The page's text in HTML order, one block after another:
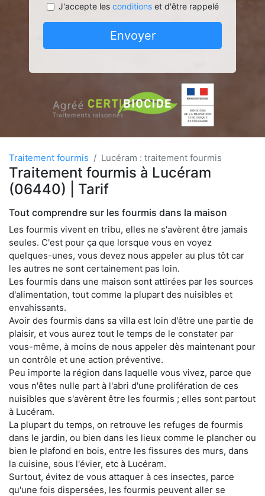
J'accepte les conditionset d'être rappelé
Envoyer
Traitement fourmis Lucéram : traitement fourmis
Traitement fourmis à Lucéram
(06440) | Tarif
Tout comprendre sur les fourmis dans la maison
Les fourmis vivent en tribu, elles ne s'avèrent être jamais
seules. C'est pour ça que lorsque vous en voyez
quelques-unes, vous devez nous appeler au plus tôt car
les autres ne sont certainement pas loin.
Les fourmis dans une maison sont attirées par les sources
d'alimentation, tout comme la plupart des nuisibles et
envahissants.
Avoir des fourmis dans sa villa est loin d'être une partie de
plaisir, et vous aurez tout le temps de le constater par
vous-même, à moins de nous appeler dès maintenant pour
un contrôle et une action préventive.
Peu importe la région dans laquelle vous vivez, parce que
vous n'êtes nulle part à l'abri d'une prolifération de ces
nuisibles que s'avèrent être les fourmis ; elles sont partout
à Lucéram.
La plupart du temps, on retrouve les refuges de fourmis
dans le jardin, ou bien dans les lieux comme le plancher ou
bien le plafond en bois, entre les fissures des murs, dans
la cuisine, sous l'évier, etc à Lucéram.
Surtout, évitez de vous attaquer à ces insectes, parce
qu'une fois dispersées, les fourmis peuvent aller se